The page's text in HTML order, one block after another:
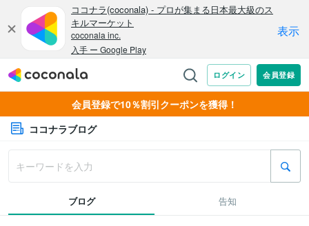
会員登録で10％割引クーポンを獲得！
ココナラブログ
ブログ 告知